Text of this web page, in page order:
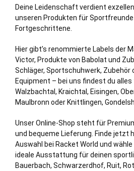
Deine Leidenschaft verdient
unseren Produkten für
Fortgeschrittene.
Hier gibt’s renommierte Labels der
Victor, Produkte von Babolat und
Schläger, Sportschuhwerk, Zubehör
Equipment – bei uns findest du
Walzbachtal, Kraichtal , Eisingen,
Maulbronn oder Knittlingen,
Unser Online-Shop steht für
und bequeme Lieferung. Finde jetzt
Auswahl bei Racket World und
ideale Ausstattung für deinen
Bauerbach, Schwarzerdhof, Ruit,